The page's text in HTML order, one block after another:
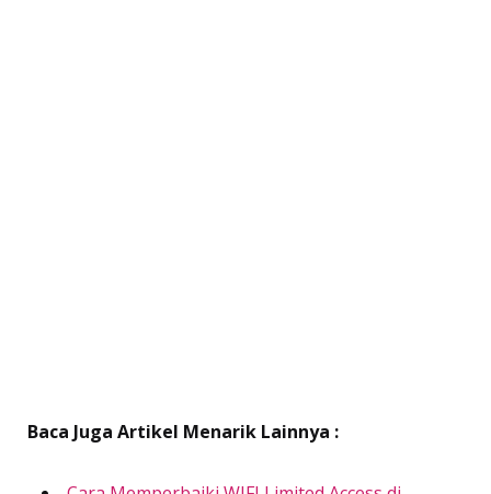
Baca Juga Artikel Menarik Lainnya :